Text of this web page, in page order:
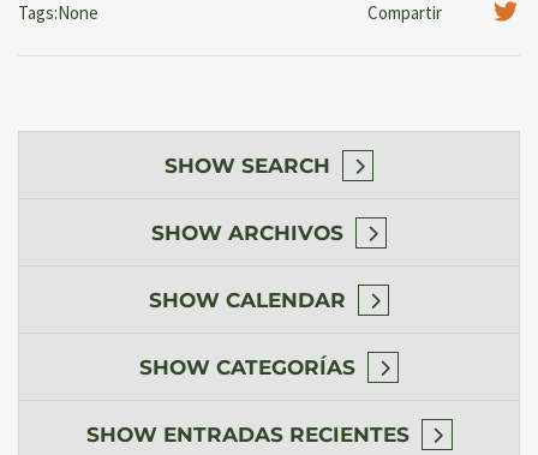
Compartir
Tags:None
SHOW SEARCH
SHOW ARCHIVOS
SHOW CALENDAR
SHOW CATEGORÍAS
SHOW ENTRADAS RECIENTES